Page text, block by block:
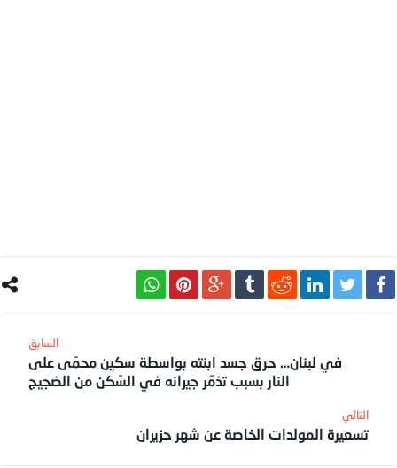
في لبنان… حرق جسد ابنته بواسطة سكين محمّى على
النار بسبب تذمّر جيرانه في السّكن من الضجيج
‎التالي
تسعيرة المولدات الخاصة عن شهر حزيران